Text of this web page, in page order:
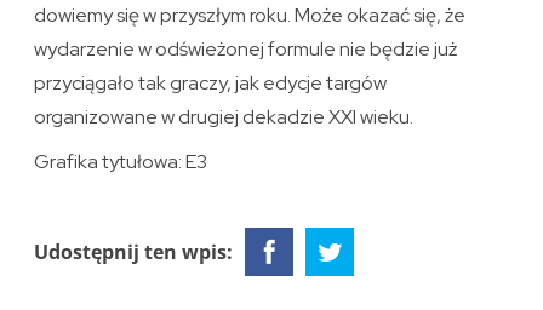
dowiemy się w przyszłym roku. Może okazać się, że
wydarzenie w odświeżonej formule nie będzie już
przyciągało tak graczy, jak edycje targów
organizowane w drugiej dekadzie XXI wieku.
Grafika tytułowa: E3
Udostępnij ten wpis: